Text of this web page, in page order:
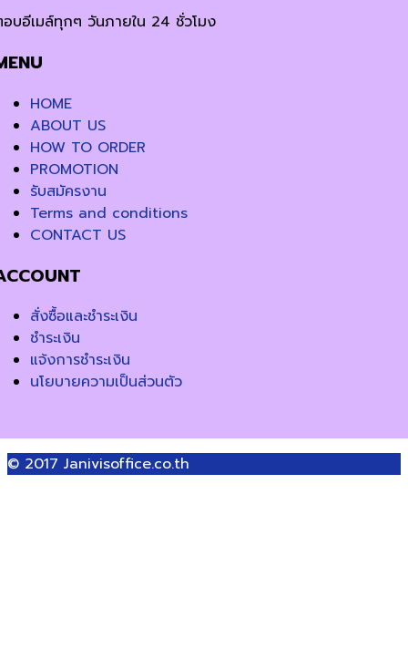
บอีเมล์ทุกๆ วันภายใน 24 ชั่วโมง
HOME
ABOUT US
HOW TO ORDER
PROMOTION
รับสมัครงาน
Terms and conditions
CONTACT US
สั่งซื้อและชำระเงิน
ชำระเงิน
แจ้งการชำระเงิน
นโยบายความเป็นส่วนตัว
© 2017 Janivisoffice.co.th